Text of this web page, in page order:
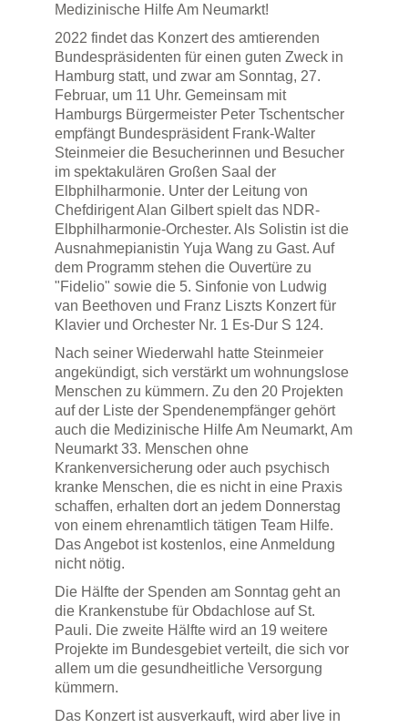
Medizinische Hilfe Am Neumarkt!
2022 findet das Konzert des amtierenden
Bundespräsidenten für einen guten Zweck in
Hamburg statt, und zwar am Sonntag, 27.
Februar, um 11 Uhr. Gemeinsam mit
Hamburgs Bürgermeister Peter Tschentscher
empfängt Bundespräsident Frank-Walter
Steinmeier die Besucherinnen und Besucher
im spektakulären Großen Saal der
Elbphilharmonie. Unter der Leitung von
Chefdirigent Alan Gilbert spielt das NDR-
Elbphilharmonie-Orchester. Als Solistin ist die
Ausnahmepianistin Yuja Wang zu Gast. Auf
dem Programm stehen die Ouvertüre zu
"Fidelio" sowie die 5. Sinfonie von Ludwig
van Beethoven und Franz Liszts Konzert für
Klavier und Orchester Nr. 1 Es-Dur S 124.
Nach seiner Wiederwahl hatte Steinmeier
angekündigt, sich verstärkt um wohnungslose
Menschen zu kümmern. Zu den 20 Projekten
auf der Liste der Spendenempfänger gehört
auch die Medizinische Hilfe Am Neumarkt, Am
Neumarkt 33. Menschen ohne
Krankenversicherung oder auch psychisch
kranke Menschen, die es nicht in eine Praxis
schaffen, erhalten dort an jedem Donnerstag
von einem ehrenamtlich tätigen Team Hilfe.
Das Angebot ist kostenlos, eine Anmeldung
nicht nötig.
Die Hälfte der Spenden am Sonntag geht an
die Krankenstube für Obdachlose auf St.
Pauli. Die zweite Hälfte wird an 19 weitere
Projekte im Bundesgebiet verteilt, die sich vor
allem um die gesundheitliche Versorgung
kümmern.
Das Konzert ist ausverkauft, wird aber live in